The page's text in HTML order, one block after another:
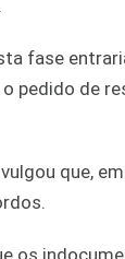
fase
pedido de
que,